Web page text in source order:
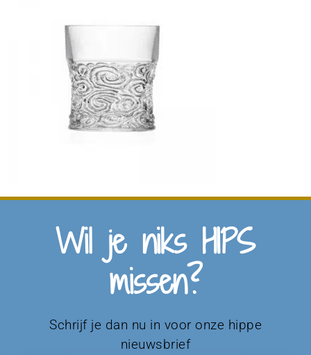
Wil je niks HIPS
missen?
Schrijf je dan nu in voor onze hippe
nieuwsbrief